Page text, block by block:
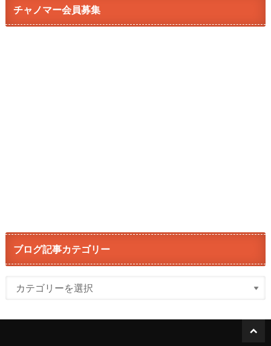
チャノマー会員募集
ブログ記事カテゴリー